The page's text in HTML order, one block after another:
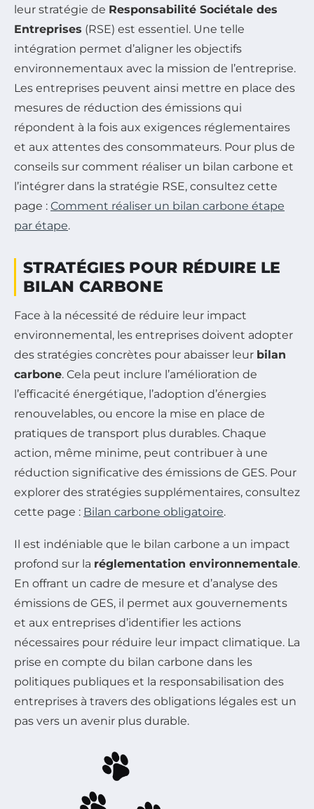
leur stratégie de Responsabilité Sociétale des
Entreprises (RSE) est essentiel. Une telle
intégration permet d’aligner les objectifs
environnementaux avec la mission de l’entreprise.
Les entreprises peuvent ainsi mettre en place des
mesures de réduction des émissions qui
répondent à la fois aux exigences réglementaires
et aux attentes des consommateurs. Pour plus de
conseils sur comment réaliser un bilan carbone et
l’intégrer dans la stratégie RSE, consultez cette
page : Comment réaliser un bilan carbone étape
par étape.
STRATÉGIES POUR RÉDUIRE LE
BILAN CARBONE
Face à la nécessité de réduire leur impact
environnemental, les entreprises doivent adopter
des stratégies concrètes pour abaisser leur bilan
carbone. Cela peut inclure l’amélioration de
l’efficacité énergétique, l’adoption d’énergies
renouvelables, ou encore la mise en place de
pratiques de transport plus durables. Chaque
action, même minime, peut contribuer à une
réduction significative des émissions de GES. Pour
explorer des stratégies supplémentaires, consultez
cette page : Bilan carbone obligatoire.
Il est indéniable que le bilan carbone a un impact
profond sur la réglementation environnementale.
En offrant un cadre de mesure et d’analyse des
émissions de GES, il permet aux gouvernements
et aux entreprises d’identifier les actions
nécessaires pour réduire leur impact climatique. La
prise en compte du bilan carbone dans les
politiques publiques et la responsabilisation des
entreprises à travers des obligations légales est un
pas vers un avenir plus durable.